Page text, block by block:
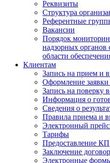
Реквизиты
Структура
Референтные
Вакансии
Порядок
надзорных
области
Клиентам
Запись на прием и
Оформление
Запись на поверку
Информация о
Сведения о
Правила приема и
Электронный
Тарифы
Предоставление КП
Заключение
Электронные